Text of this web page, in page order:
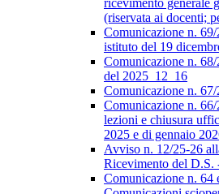
ricevimento generale
(riservata ai docenti;
Comunicazione n.
istituto del 19
Comunicazione n.
del 2025_12_16
Comunicazione n.
Comunicazione n.
lezioni e chiusura
2025 e di gennaio
Avviso n. 12/25-26
Ricevimento del D.S.
Comunicazione n. 64